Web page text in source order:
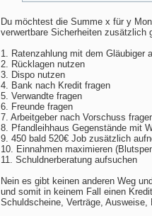
Du möchtest die Summe x für y
verwertbare Sicherheiten zusätzlich
1. Ratenzahlung mit dem Gläubiger
2. Rücklagen nutzen
3. Dispo nutzen
4. Bank nach Kredit fragen
5. Verwandte fragen
6. Freunde fragen
7. Arbeitgeber nach Vorschuss
8. Pfandleihhaus Gegenstände mit
9. 450 bald 520€ Job zusätzlich
10. Einnahmen maximieren
11. Schuldnerberatung aufsuchen
Nein es gibt keinen anderen Weg
und somit in keinem Fall einen
Schuldscheine, Verträge,